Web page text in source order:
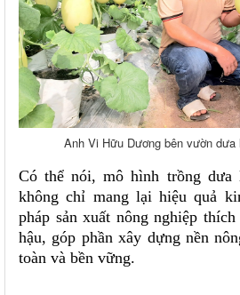
Anh Vi Hữu Dương bên vườn
Có thể nói, mô hình trồng dưa
không chỉ mang lại hiệu quả
pháp sản xuất nông nghiệp
hậu, góp phần xây dựng nền
toàn và bền vững.